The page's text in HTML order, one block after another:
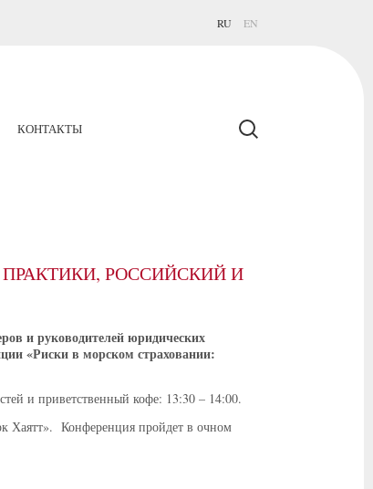
RU EN
КОНТАКТЫ
РОССИЙСКИЙ И
и руководителей юридических
«Риски в морском страховании:
и приветственный кофе: 13:30 – 14:00.
Хаятт». Конференция пройдет в очном